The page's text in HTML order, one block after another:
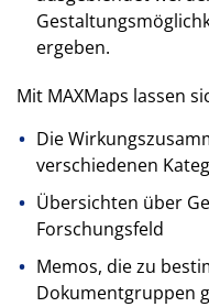
ergeben.
Mit MAXMaps lassen
Die
verschiedenen
Übersichten über
Forschungsfeld
Memos, die zu
Dokumentgruppen